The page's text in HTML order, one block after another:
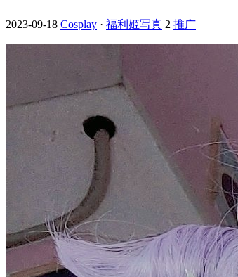
2023-09-18 Cosplay · 福利姬写真 2 推广